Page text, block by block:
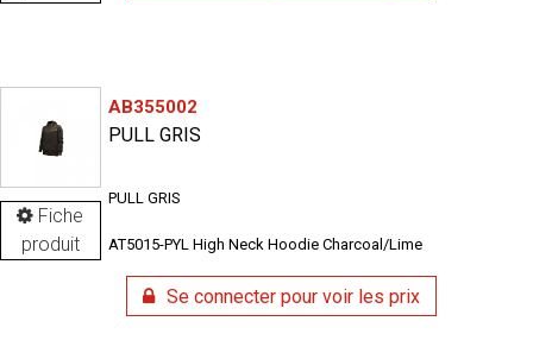
Fiche
produit
AB355002
PULL GRIS
PULL GRIS
AT5015-PYL High Neck Hoodie Charcoal/Lime
Se connecter pour voir les prix